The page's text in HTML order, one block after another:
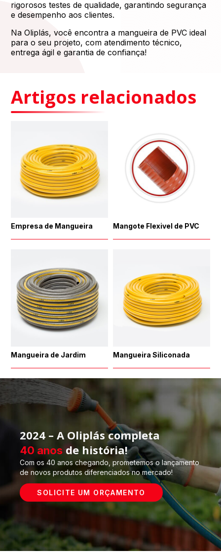
rigorosos testes de qualidade, garantindo segurança
e desempenho aos clientes.
Na Oliplás, você encontra a mangueira de PVC ideal
para o seu projeto, com atendimento técnico,
entrega ágil e garantia de confiança!
Artigos relacionados
Empresa de Mangueira Mangote Flexivel de PVC
Mangueira de Jardim Mangueira Siliconada
2024 – A Oliplás completa
40 anos de história!
Com os 40 anos chegando, prometemos o lançamento
de novos produtos diferenciados no mercado!
SOLICITE UM ORÇAMENTO